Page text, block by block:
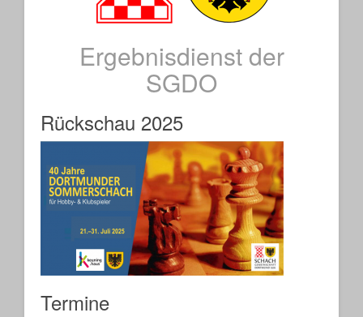
Ergebnisdienst der
SGDO
Rückschau 2025
Termine